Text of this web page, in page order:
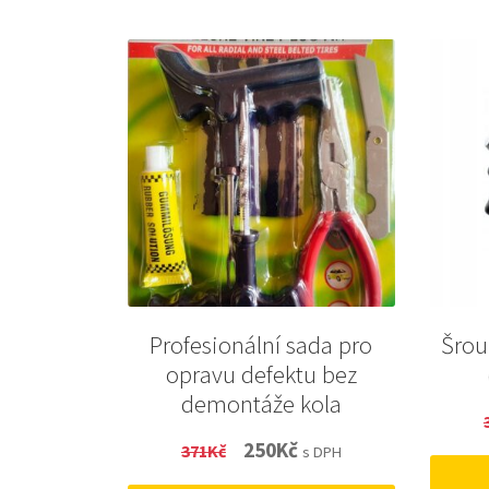
Profesionální sada pro
opravu defektu bez
demontáže kola
371Kč
Original
price
250KčCurrent
price
s DPH